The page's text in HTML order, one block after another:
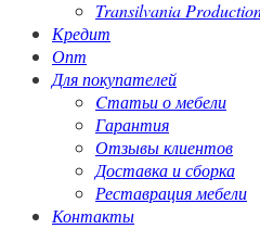
Transilvania
Кредит
Опт
Для покупателей
Cтатьи о мебели
Гарантия
Отзывы клиентов
Доставка и сборка
Реставрация мебели
Контакты